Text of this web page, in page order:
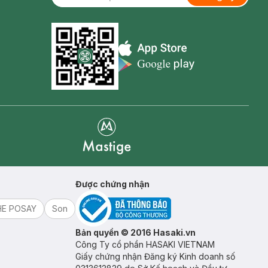
Appstore icon
POSAY
Son
Được chứng nhận
Bản quyền © 2016 Hasaki.vn
Công Ty cổ phần HASAKI VIETNAM
Giấy chứng nhận Đăng ký Kinh doanh số